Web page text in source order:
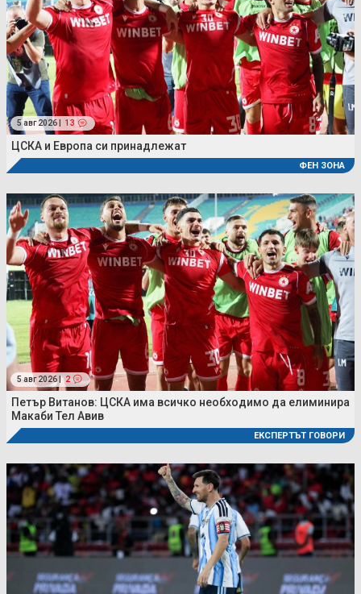
5 авг 2026 | 13
ЦСКА и Европа си принадлежат
ФЕН ЗОНА
5 авг 2026 | 2
Петър Витанов: ЦСКА има всичко необходимо да елиминира
Макаби Тел Авив
ЕКСПЕРТЪТ ГОВОРИ